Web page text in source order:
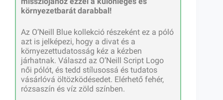
környezetbarát darabbal!
Az O’Neill Blue kollekció részeként ez a póló
azt is jelképezi, hogy a divat és a
környezettudatosság kéz a kézben
járhatnak. Válaszd az O’Neill Script Logo
női pólót, és tedd stílusossá és tudatos
vásárlóvá öltözködésedet. Elérhető fehér,
rózsaszín és víz zöld színben.